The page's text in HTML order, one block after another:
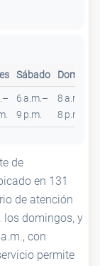
Sábado Domingo
6 a.m.–
9 p.m.
8 a.m.–
8 p.m.
de
en 131
de atención
los domingos, y
con
permite